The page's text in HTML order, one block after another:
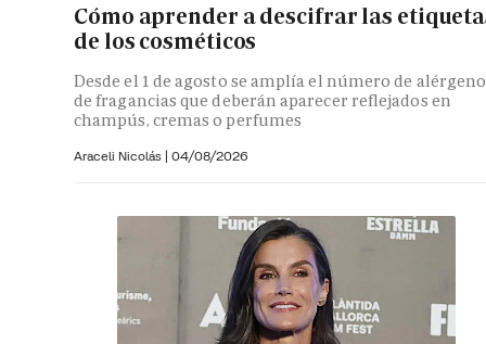
Cómo aprender a descifrar las
de los cosméticos
Desde el 1 de agosto se amplía el número de
de fragancias que deberán aparecer reflejados en
champús, cremas o perfumes
Araceli Nicolás | 04/08/2026